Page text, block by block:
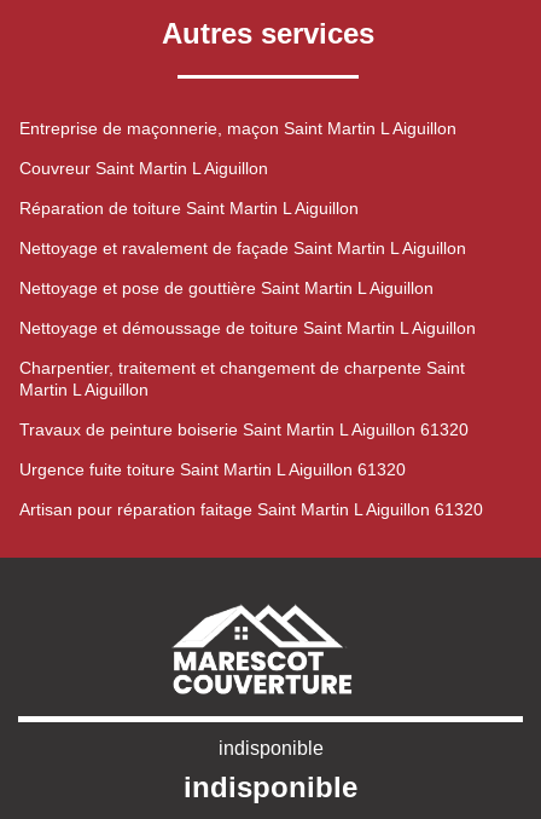
Autres services
Entreprise de maçonnerie, maçon Saint Martin L Aiguillon
Couvreur Saint Martin L Aiguillon
Réparation de toiture Saint Martin L Aiguillon
Nettoyage et ravalement de façade Saint Martin L Aiguillon
Nettoyage et pose de gouttière Saint Martin L Aiguillon
Nettoyage et démoussage de toiture Saint Martin L Aiguillon
Charpentier, traitement et changement de charpente Saint
Martin L Aiguillon
Travaux de peinture boiserie Saint Martin L Aiguillon 61320
Urgence fuite toiture Saint Martin L Aiguillon 61320
Artisan pour réparation faitage Saint Martin L Aiguillon 61320
indisponible
indisponible